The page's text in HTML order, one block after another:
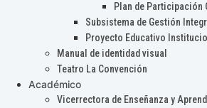
Plan de Participación
Subsistema de Gestión
Proyecto Educativo
Manual de identidad visual
Teatro La Convención
Académico
Vicerrectora de Enseñanza y